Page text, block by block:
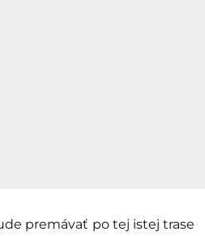
premávať po tej istej trase